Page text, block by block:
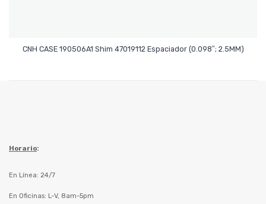
CNH CASE 190506A1 Shim 47019112 Espaciador (0.098″; 2.5MM)
Horario:
En Línea: 24/7
En Oficinas: L-V, 8am-5pm